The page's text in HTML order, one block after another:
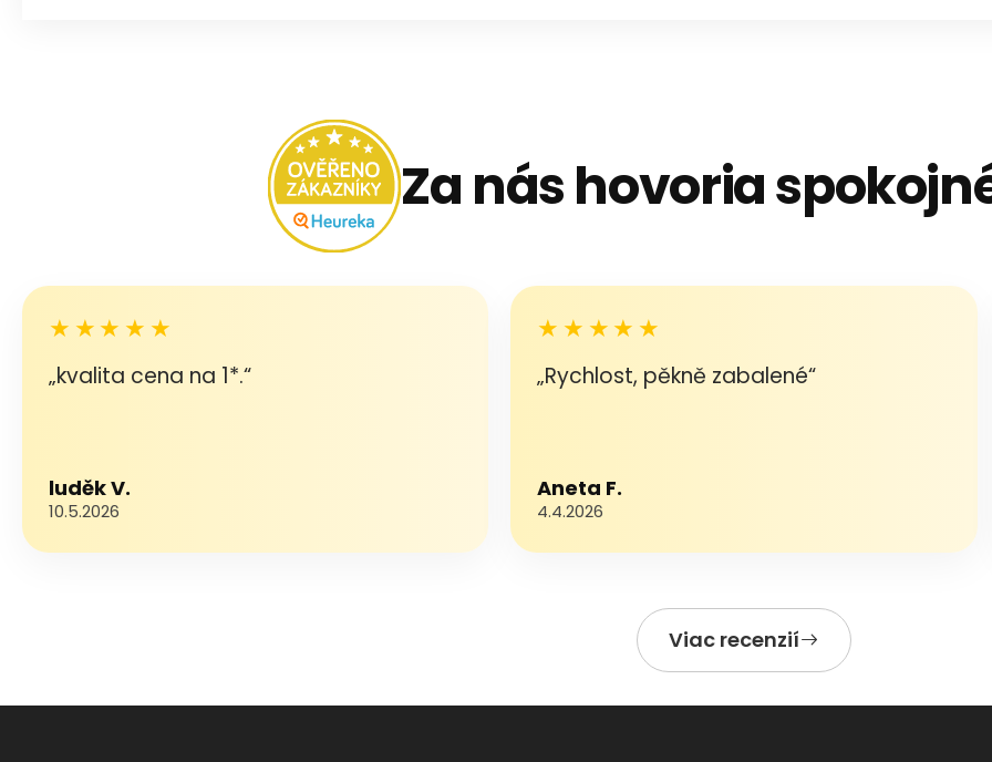
Za nás hovoria
★★★★★
„kvalita cena na 1*.“
luděk V.
10.5.2026
★★★★★
„Rychlost, pěkně zabalené“
Aneta F.
4.4.2026
Viac recenzií